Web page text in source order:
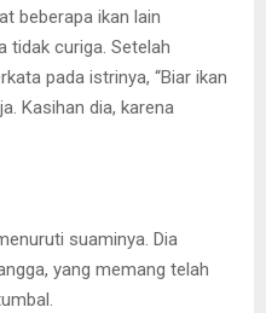
beberapa ikan lain
tidak curiga. Setelah
pada istrinya, “Biar ikan
Kasihan dia, karena
suaminya. Dia
yang memang telah